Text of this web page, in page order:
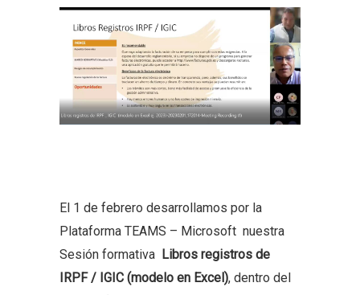
El 1 de febrero desarrollamos por la
Plataforma TEAMS – Microsoft nuestra
Sesión formativa Libros registros de
IRPF / IGIC (modelo en Excel), dentro del